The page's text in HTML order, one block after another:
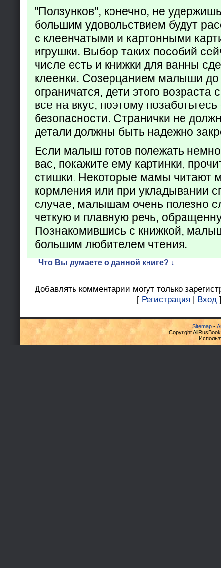
"Ползунков", конечно, не
большим удовольствием будут
с клеенчатыми и картонными
игрушки. Выбор таких пособий
числе есть и книжки для ванны
клеенки. Созерцанием малыши до
ограничатся, дети этого возраста
все на вкус, поэтому позаботьтесь
безопасности. Странички не
детали должны быть надежно
Если малыш готов полежать
вас, покажите ему картинки,
стишки. Некоторые мамы читают
кормления или при укладывании
случае, малышам очень полезно
четкую и плавную речь,
Познакомившись с книжкой,
большим любителем чтения.
Что Вы думаете о данной книге? ↓
Добавлять комментарии могут только
[ Регистрация | Вход ]
Sitemap-
Copyright